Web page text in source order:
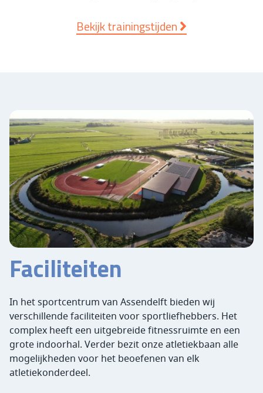
Bekijk trainingstijden
Faciliteiten
In het sportcentrum van Assendelft bieden wij
verschillende faciliteiten voor sportliefhebbers. Het
complex heeft een uitgebreide fitnessruimte en een
grote indoorhal. Verder bezit onze atletiekbaan alle
mogelijkheden voor het beoefenen van elk
atletiekonderdeel.